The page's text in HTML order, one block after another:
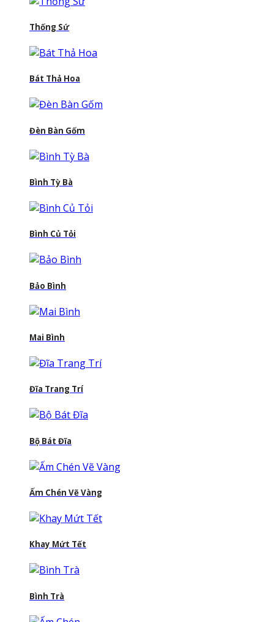
Thống Sứ
Bát Thả Hoa
Đèn Bàn Gốm
Bình Tỳ Bà
Bình Củ Tỏi
Bảo Bình
Mai Bình
Đĩa Trang Trí
Bộ Bát Đĩa
Ấm Chén Vẽ Vàng
Khay Mứt Tết
Bình Trà